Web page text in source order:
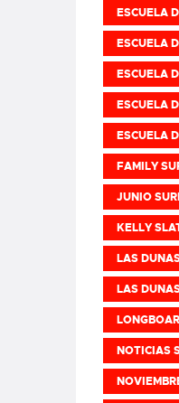
ESCUELA
ESCUELA
ESCUELA
ESCUELA
ESCUELA
FAMILY
JUNIO
KELLY
LAS
LAS
NOTICIAS